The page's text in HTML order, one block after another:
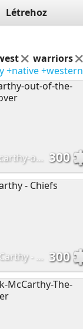
Létrehoz
warriors
+native+western
Mccarthy-out-of-the-rock-cover 300
300